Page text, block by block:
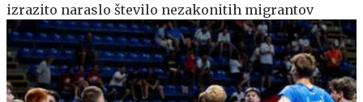
izrazito naraslo število nezakonitih migrantov